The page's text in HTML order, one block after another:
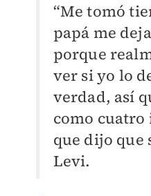
“Me tomó
papá me
porque
ver si yo lo
verdad, así
como cuatro
que dijo que
Levi.